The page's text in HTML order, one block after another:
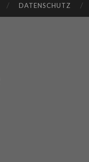
DATENSCHUTZ